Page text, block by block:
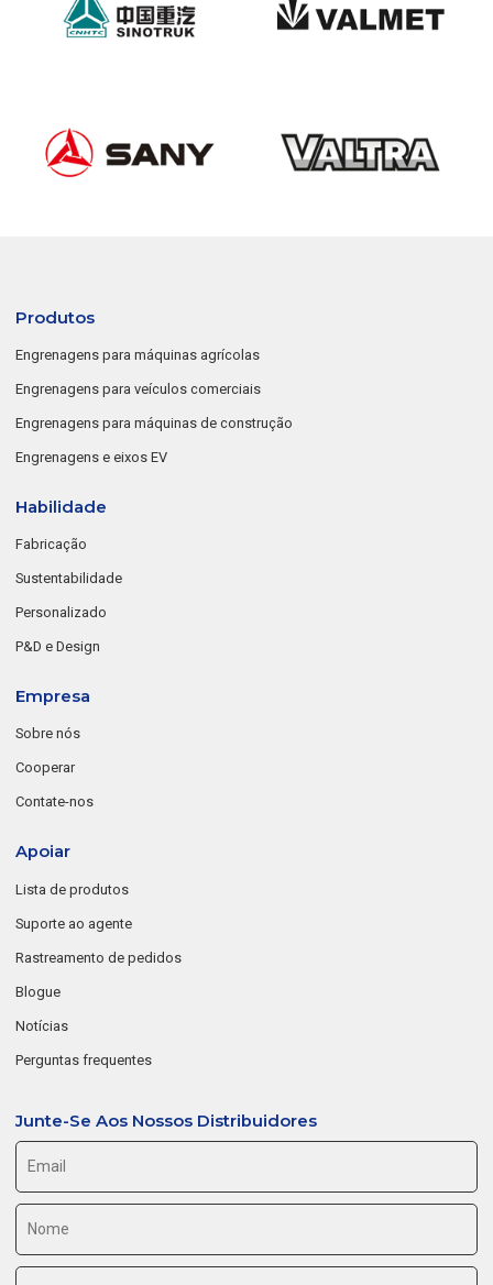
Produtos
Engrenagens para máquinas agrícolas
Engrenagens para veículos comerciais
Engrenagens para máquinas de construção
Engrenagens e eixos EV
Habilidade
Fabricação
Sustentabilidade
Personalizado
P&D e Design
Empresa
Sobre nós
Cooperar
Contate-nos
Apoiar
Lista de produtos
Suporte ao agente
Rastreamento de pedidos
Blogue
Notícias
Perguntas frequentes
Junte-Se Aos Nossos Distribuidores